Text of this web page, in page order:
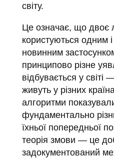
світу.
Це означає, що двоє
користуються одним
новинним
принципово різне
відбувається у
живуть у різних
алгоритми
фундаментально
їхньої попередньої
теорія змови — це
задокументований